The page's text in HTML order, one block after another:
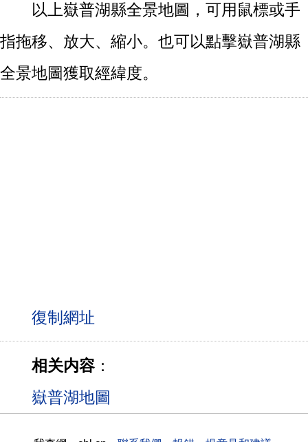
以上嶽普湖縣全景地圖，可用鼠標或手
指拖移、放大、縮小。也可以點擊嶽普湖縣
全景地圖獲取經緯度。
相关内容：
嶽普湖地圖